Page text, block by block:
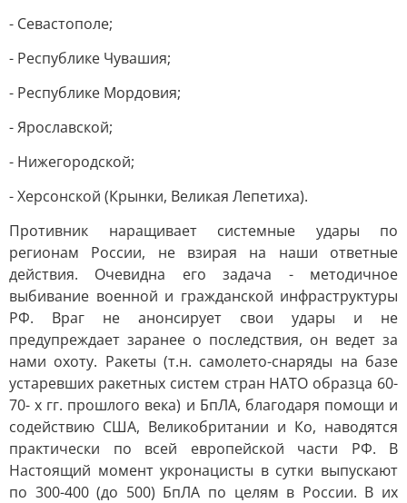
- Севастополе;
- Республике Чувашия;
- Республике Мордовия;
- Ярославской;
- Нижегородской;
- Херсонской (Крынки, Великая Лепетиха).
Противник наращивает системные удары по
регионам России, не взирая на наши ответные
действия. Очевидна его задача - методичное
выбивание военной и гражданской инфраструктуры
РФ. Враг не анонсирует свои удары и не
предупреждает заранее о последствия, он ведет за
нами охоту. Ракеты (т.н. самолето-снаряды на базе
устаревших ракетных систем стран НАТО образца 60-
70- х гг. прошлого века) и БпЛА, благодаря помощи и
содействию США, Великобритании и Ко, наводятся
практически по всей европейской части РФ. В
Настоящий момент укронацисты в сутки выпускают
по 300-400 (до 500) БпЛА по целям в России. В их